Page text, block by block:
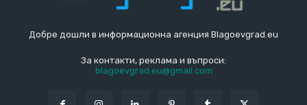
Добре дошли в информационна агенция Blagoevgrad.eu
За контакти, реклама и въпроси:
blagoevgrad.eu@gmail.com